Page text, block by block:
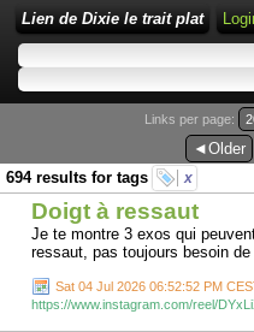
Lien de Dixie le trait plat
Links per page:
◄Older
694 results for tags
x
Doigt à ressaut
Je te montre 3 exos qui
ressaut, pas toujours besoin de
Sat 04 Jul 2026 06:52:52 PM
https://www.instagram.com/reel/